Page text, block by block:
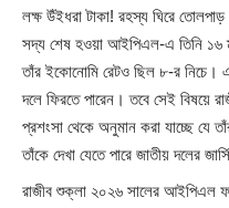
লক্ষ উঁইধরা টাকা! রহস্য ঘিরে তোলপাড়
সদ্য শেষ হওয়া আইপিএল-এ তিনি ১৬
তাঁর ইকোনোমি রেটও ছিল ৮-র নিচে।
দলে ফিরতে পারেন। তবে সেই বিষয়ে
প্রশংসা থেকে অনুমান করা যাচ্ছে যে
তাঁকে দেখা যেতে পারে জাতীয় দলের
রাজীব শুক্লা ২০২৬ সালের আইপিএল